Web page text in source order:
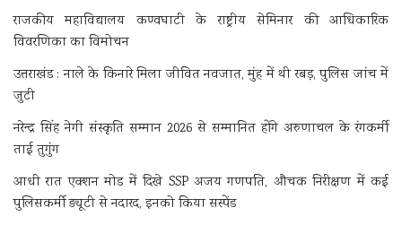
राजकीय महाविद्यालय कण्वघाटी के राष्ट्रीय सेमिनार की आधिकारिक
विवरणिका का विमोचन
उत्तराखंड : नाले के किनारे मिला जीवित नवजात, मुंह में थी रबड़, पुलिस जांच में
जुटी
नरेन्द्र सिंह नेगी संस्कृति सम्मान 2026 से सम्मानित होंगे अरुणाचल के रंगकर्मी
ताई तुगुंग
आधी रात एक्शन मोड में दिखे SSP अजय गणपति, औचक निरीक्षण में कई
पुलिसकर्मी ड्यूटी से नदारद, इनको किया सस्पेंड